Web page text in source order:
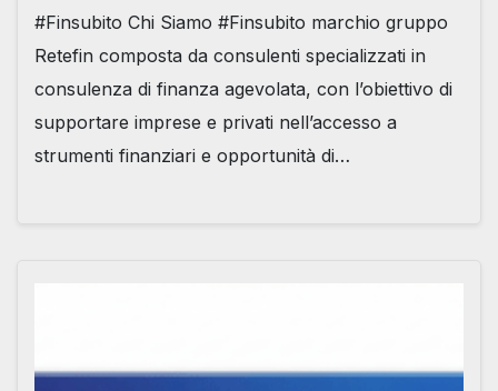
#Finsubito Chi Siamo #Finsubito marchio gruppo
Retefin composta da consulenti specializzati in
consulenza di finanza agevolata, con l’obiettivo di
supportare imprese e privati nell’accesso a
strumenti finanziari e opportunità di…